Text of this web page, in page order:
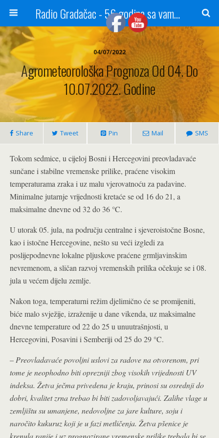
Radio Gradačac - 56 godina sa vama...
04/07/2022
Agrometeorološka Prognoza Od 04. Do
10.07.2022. Godine
Share Tweet Pin Mail SMS
Tokom sedmice, u cijeloj Bosni i Hercegovini preovladavaće
sunčane i stabilne vremenske prilike, praćene visokim
temperaturama zraka i uz malu vjerovatnoću za padavine.
Minimalne jutarnje vrijednosti kretaće se od 16 do 21, a
maksimalne dnevne od 32 do 36 °C.
U utorak 05. jula, na području centralne i sjeveroistočne Bosne,
kao i istočne Hercegovine, nešto su veći izgledi za
poslijepodnevne lokalne pljuskove praćene grmljavinskim
nevremenom, a sličan razvoj vremenskih prilika očekuje se i 08.
jula u većem dijelu zemlje.
Nakon toga, temperaturni režim djelimično će se promijeniti,
biće malo svježije, izraženije u dane vikenda, uz maksimalne
dnevne temperature od 22 do 25 u unuutrašnjosti, u
Hercegovini, Posavini i Semberiji od 25 do 29 °C.
– Preovladavaće povoljni uslovi za radove na otvorenom, pri
tome je neophodno biti oprezniji zbog visokih vrijednosti UV
indeksa. Žetva ječma privedena je kraju, prinosi su osrednji do
dobri, kvalitet zrna trebao bi biti zadovoljavajući. Zalihe vlage u
zemljištu su umanjene, nedovoljne za jare kulture, soju i
naročito kukuruz koji je u fazi metličenja. Žetva pšenice je
krenula ranije i uz prognozirane vremenske prilike trebala bi se